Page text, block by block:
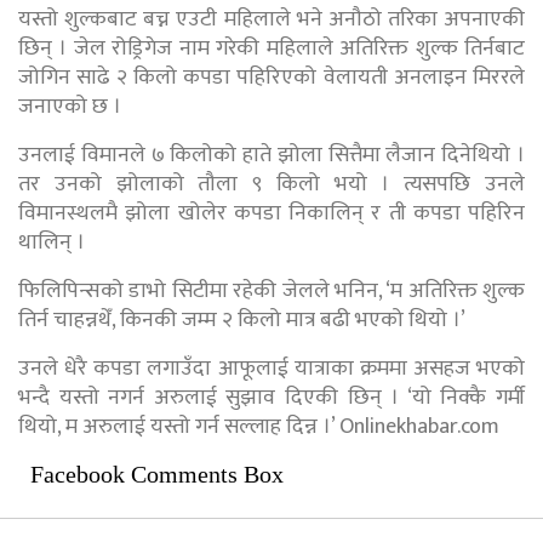
यस्तो शुल्कबाट बच्न एउटी महिलाले भने अनौठो तरिका अपनाएकी
छिन् । जेल रोड्रिगेज नाम गरेकी महिलाले अतिरिक्त शुल्क तिर्नबाट
जोगिन साढे २ किलो कपडा पहिरिएको वेलायती अनलाइन मिररले
जनाएको छ ।
उनलाई विमानले ७ किलोको हाते झोला सित्तैमा लैजान दिनेथियो ।
तर उनको झोलाको तौला ९ किलो भयो । त्यसपछि उनले
विमानस्थलमै झोला खोलेर कपडा निकालिन् र ती कपडा पहिरिन
थालिन् ।
फिलिपिन्सको डाभो सिटीमा रहेकी जेलले भनिन, ‘म अतिरिक्त शुल्क
तिर्न चाहन्नथेँ, किनकी जम्म २ किलो मात्र बढी भएको थियो ।’
उनले धेरै कपडा लगाउँदा आफूलाई यात्राका क्रममा असहज भएको
भन्दै यस्तो नगर्न अरुलाई सुझाव दिएकी छिन् । ‘यो निक्कै गर्मी
थियो, म अरुलाई यस्तो गर्न सल्लाह दिन्न ।’ Onlinekhabar.com
Facebook Comments Box